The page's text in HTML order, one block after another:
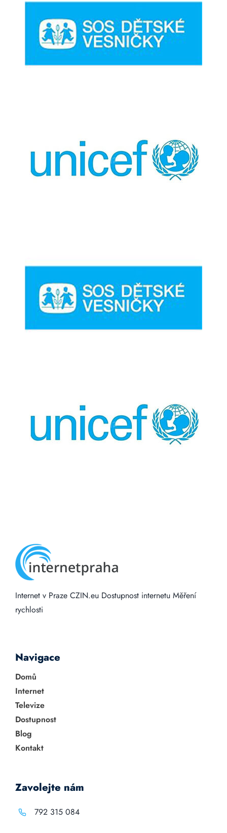
Internet v Praze CZIN.eu Dostupnost internetu Měření
rychlosti
Navigace
Domů
Internet
Televize
Dostupnost
Blog
Kontakt
Zavolejte nám
792 315 084